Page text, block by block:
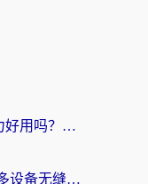
海外党必看：Quickback和引力好用吗？3分钟搞懂回国加速器怎么选
海外党必看：电视VPN回国+多设备无缝访问国内资源的实用指南